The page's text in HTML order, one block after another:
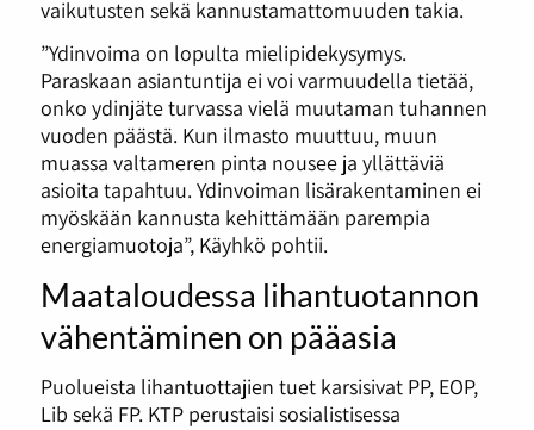
vaikutusten sekä kannustamattomuuden takia.
”Ydinvoima on lopulta mielipidekysymys.
Paraskaan asiantuntija ei voi varmuudella tietää,
onko ydinjäte turvassa vielä muutaman tuhannen
vuoden päästä. Kun ilmasto muuttuu, muun
muassa valtameren pinta nousee ja yllättäviä
asioita tapahtuu. Ydinvoiman lisärakentaminen ei
myöskään kannusta kehittämään parempia
energiamuotoja”, Käyhkö pohtii.
Maataloudessa lihantuotannon
vähentäminen on pääasia
Puolueista lihantuottajien tuet karsisivat PP, EOP,
Lib sekä FP. KTP perustaisi sosialistisessa